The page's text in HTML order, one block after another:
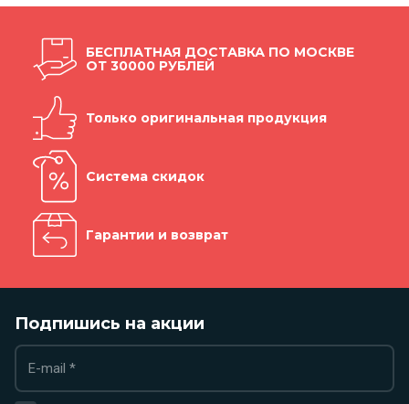
БЕСПЛАТНАЯ ДОСТАВКА ПО МОСКВЕ
ОТ 30000 РУБЛЕЙ
Только оригинальная продукция
Система скидок
Гарантии и возврат
Подпишись на акции